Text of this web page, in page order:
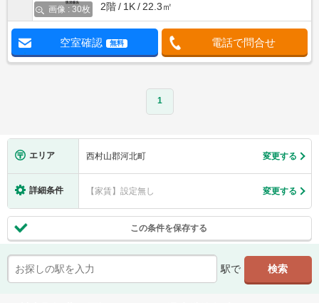
画像 : 30枚
2階
1K 22.3㎡
空室確認 無料 電話で問合せ
1
エリア 西村山郡河北町 変更する
詳細条件 【家賃】設定無し 変更する
この条件を保存する
駅で